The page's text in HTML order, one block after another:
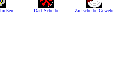
Dart-Scheibe Zielscheibe Gewehr